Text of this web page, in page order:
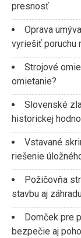
presnosť
Oprava
vyriešiť poruchu
Strojové
omietanie?
Slovenské
historickej
Vstavané
riešenie
Požičovňa
stavbu aj
Domček pre
bezpečie aj